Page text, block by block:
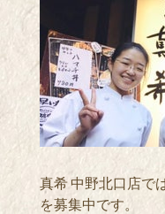
真希 中野北口店で
を募集中です。